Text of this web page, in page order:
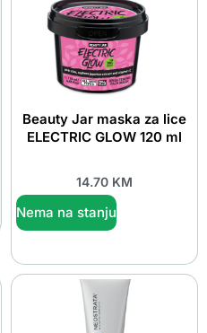
Beauty Jar maska za lice
ELECTRIC GLOW 120 ml
14.70 KM
Nema na stanju